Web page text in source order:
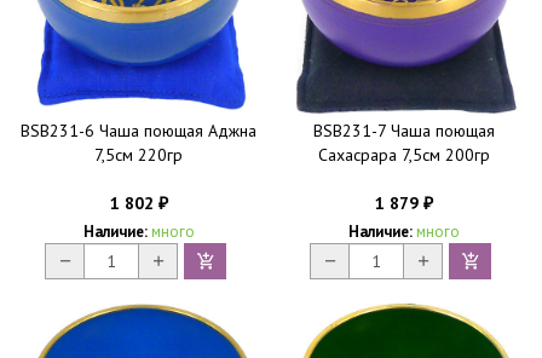
BSB231-6 Чаша поющая Аджна
7,5см 220гр
1 802 ₽
Наличие: много
BSB231-7 Чаша поющая
Сахасрара 7,5см 200гр
1 879 ₽
Наличие: много